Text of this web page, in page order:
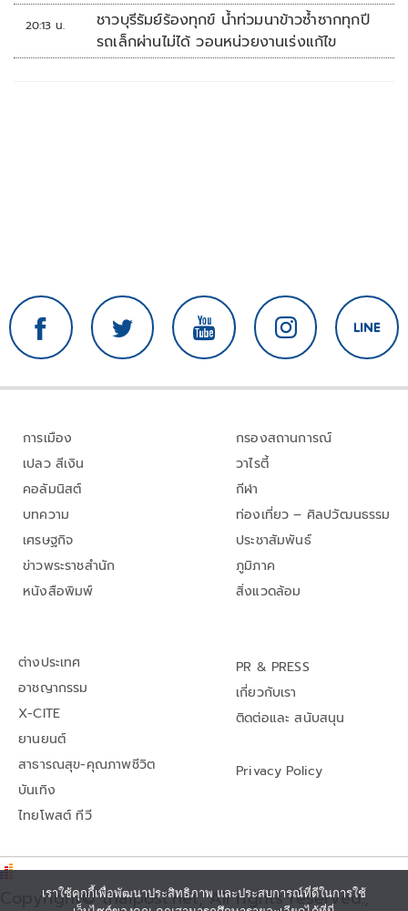
20:13 น.
ชาวบุรีรัมย์ร้องทุกข์ น้ำท่วมนาข้าวซ้ำซากทุกปี
รถเล็กผ่านไม่ได้ วอนหน่วยงานเร่งแก้ไข
การเมือง
เปลว สีเงิน
คอลัมนิสต์
บทความ
เศรษฐกิจ
ข่าวพระราชสำนัก
หนังสือพิมพ์
กรองสถานการณ์
วาไรตี้
กีฬา
ท่องเที่ยว – ศิลปวัฒนธรรม
ประชาสัมพันธ์
ภูมิภาค
สิ่งแวดล้อม
ต่างประเทศ
อาชญากรรม
X-CITE
ยานยนต์
สาธารณสุข-คุณภาพชีวิต
บันเทิง
ไทยโพสต์ ทีวี
PR & PRESS
เกี่ยวกับเรา
ติดต่อและ สนับสนุน
Privacy Policy
Copyright© thaipost.net, All rights reserved.,
เราใช้คุกกี้เพื่อพัฒนาประสิทธิภาพ และประสบการณ์ที่ดีในการใช้